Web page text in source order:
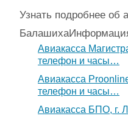
Узнать подробнее об
Балашиха
Авиакасса
телефон и часы…
Авиакасса
телефон и часы…
Авиакасса БПО, г.